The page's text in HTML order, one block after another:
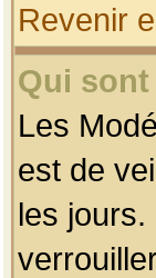
Revenir
Qui
Les
est de
les